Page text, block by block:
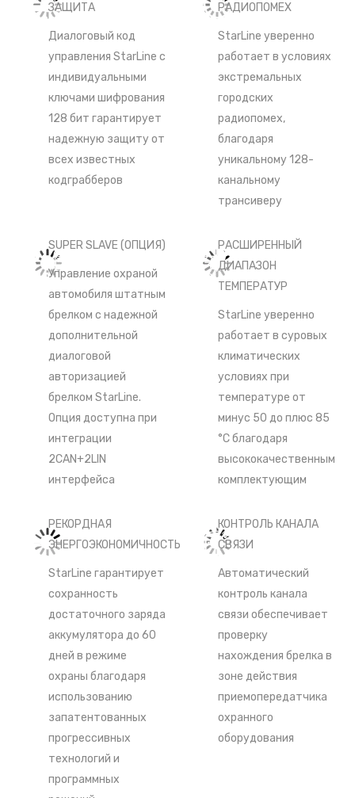
ЗАЩИТА
Диалоговый код
управления StarLine c
индивидуальными
ключами шифрования
128 бит гарантирует
надежную защиту от
всех известных
кодграбберов
РАДИОПОМЕХ
StarLine уверенно
работает в условиях
экстремальных
городских
радиопомех,
благодаря
уникальному 128-
канальному
трансиверу
SUPER SLAVE (ОПЦИЯ)
Управление охраной
автомобиля штатным
брелком с надежной
дополнительной
диалоговой
авторизацией
брелком StarLine.
Опция доступна при
интеграции
2CAN+2LIN
интерфейса
РАСШИРЕННЫЙ
ДИАПАЗОН
ТЕМПЕРАТУР
StarLine уверенно
работает в суровых
климатических
условиях при
температуре от
минус 50 до плюс 85
°С благодаря
высококачественным
комплектующим
РЕКОРДНАЯ
ЭНЕРГОЭКОНОМИЧНОСТЬ
StarLine гарантирует
сохранность
достаточного заряда
аккумулятора до 60
дней в режиме
охраны благодаря
использованию
запатентованных
прогрессивных
технологий и
программных
КОНТРОЛЬ КАНАЛА
СВЯЗИ
Автоматический
контроль канала
связи обеспечивает
проверку
нахождения брелка в
зоне действия
приемопередатчика
охранного
оборудования